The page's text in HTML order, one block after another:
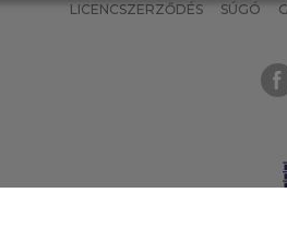
LICENCSZERZŐDÉS SÚGÓ